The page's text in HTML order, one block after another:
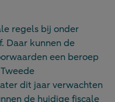
regels bij onder
Daar kunnen de
een beroep
dit jaar verwachten
de huidige fiscale